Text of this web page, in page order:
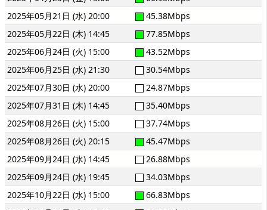
2025年05月21日 (水) 20:00
45.38Mbps
2025年05月22日 (木) 14:45
77.85Mbps
2025年06月24日 (火) 15:00
43.52Mbps
2025年06月25日 (水) 21:30
30.54Mbps
2025年07月30日 (水) 20:00
24.87Mbps
2025年07月31日 (木) 14:45
35.40Mbps
2025年08月26日 (火) 15:00
37.74Mbps
2025年08月26日 (火) 20:15
45.47Mbps
2025年09月24日 (水) 14:45
26.88Mbps
2025年09月24日 (水) 19:45
34.03Mbps
2025年10月22日 (水) 15:00
66.83Mbps